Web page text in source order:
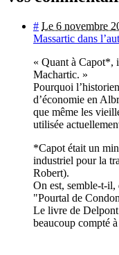
# Le 6 novembre
Massartic dans
« Quant à Capot*,
Machartic. »
Pourquoi
d’économie en
que même les
utilisée
*Capot était un
industriel pour la
Robert).
On est, semble-t-il,
"Pourtal de
Le livre de Delpont
beaucoup compté